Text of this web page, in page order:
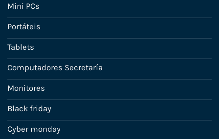
Mini PCs
Portáteis
Tablets
Computadores Secretaría
Monitores
Black friday
Cyber monday